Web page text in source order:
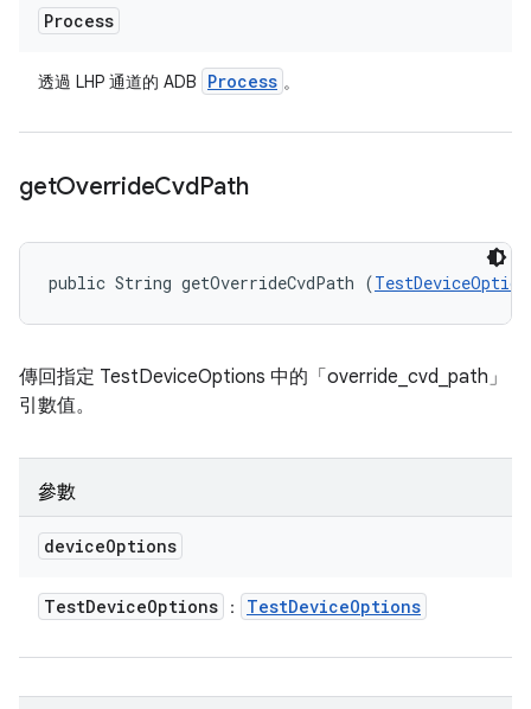
Process
透過 LHP 通道的 ADB Process 。
getOverrideCvdPath
public String getOverrideCvdPath (
傳回指定 TestDeviceOptions 中的「override_cvd_path」
引數值。
參數
deviceOptions
TestDeviceOptions ： TestDeviceOptions